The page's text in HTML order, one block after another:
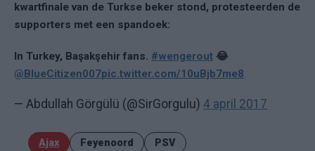
kwartfinale van de Turkse beker stond, protesteerden de
supporters met een spandoek:
In Turkey, Başakşehir fans. #wengerout 😂
@BlueCitizen007pic.twitter.com/10uBjb7me8
— Abdullah Görgülü (@SirGorgulu) 4 april 2017
Ajax Feyenoord PSV